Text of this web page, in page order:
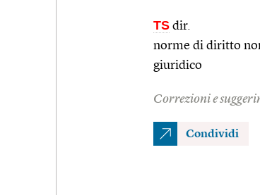
TS dir.
norme di diritto
giuridico
Correzioni e
Condividi